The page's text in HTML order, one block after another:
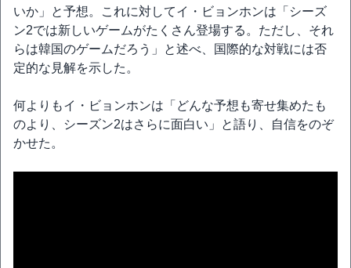
いか」と予想。これに対してイ・ビョンホンは「シーズ
ン2では新しいゲームがたくさん登場する。ただし、それ
らは韓国のゲームだろう」と述べ、国際的な対戦には否
定的な見解を示した。
何よりもイ・ビョンホンは「どんな予想も寄せ集めたも
のより、シーズン2はさらに面白い」と語り、自信をのぞ
かせた。